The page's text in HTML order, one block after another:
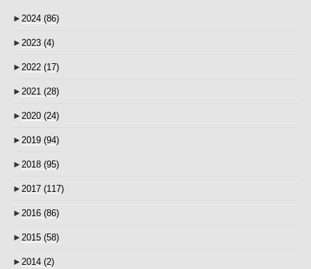
► 2024 (86)
► 2023 (4)
► 2022 (17)
► 2021 (28)
► 2020 (24)
► 2019 (94)
► 2018 (95)
► 2017 (117)
► 2016 (86)
► 2015 (58)
► 2014 (2)